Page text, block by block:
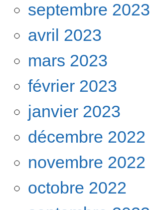
septembre 2023
avril 2023
mars 2023
février 2023
janvier 2023
décembre 2022
novembre 2022
octobre 2022